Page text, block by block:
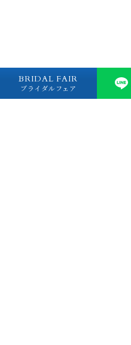
BRIDAL FAIR
ブライダルフェア